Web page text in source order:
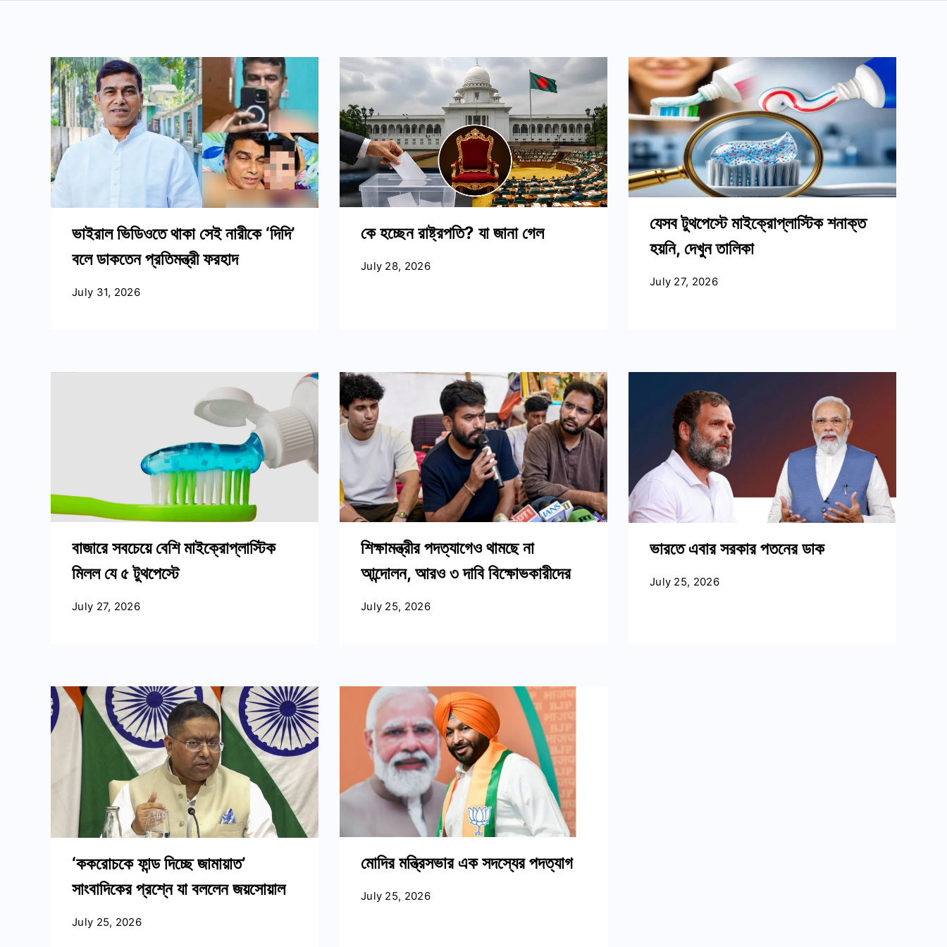
ভাইরাল ভিডিওতে থাকা সেই নারীকে ‘দিদি’
বলে ডাকতেন প্রতিমন্ত্রী ফরহাদ
July 31, 2026
কে হচ্ছেন রাষ্ট্রপতি? যা জানা গেল
July 28, 2026
যেসব টুথপেস্টে মাইক্রোপ্লাস্টিক শনাক্ত
হয়নি, দেখুন তালিকা
July 27, 2026
বাজারে সবচেয়ে বেশি মাইক্রোপ্লাস্টিক
মিলল যে ৫ টুথপেস্টে
July 27, 2026
শিক্ষামন্ত্রীর পদত্যাগেও থামছে না
আন্দোলন, আরও ৩ দাবি বিক্ষোভকারীদের
July 25, 2026
ভারতে এবার সরকার পতনের ডাক
July 25, 2026
‘ককরোচকে ফান্ড দিচ্ছে জামায়াত’
সাংবাদিকের প্রশ্নে যা বললেন জয়সোয়াল
July 25, 2026
মোদির মন্ত্রিসভার এক সদস্যের পদত্যাগ
July 25, 2026